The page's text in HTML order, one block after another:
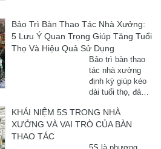
ưu điểm, ứng
dụng và lý do ...
Bảo Trì Bàn Thao Tác Nhà Xưởng:
5 Lưu Ý Quan Trọng Giúp Tăng Tuổi
Thọ Và Hiệu Quả Sử Dụng
Bảo trì bàn thao
tác nhà xưởng
định kỳ giúp kéo
dài tuổi thọ, đảm
duy trì hiệu suất
làm việc ổn định
Đây là yếu ...
KHÁI NIỆM 5S TRONG NHÀ
XƯỞNG VÀ VAI TRÒ CỦA BÀN
THAO TÁC